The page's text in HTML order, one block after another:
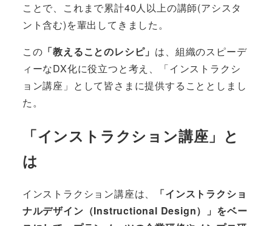
ことで、これまで累計40人以上の講師(アシスタ
ント含む)を輩出してきました。
この 「教えることのレシピ」 は、組織のスピーデ
ィーなDX化に役立つと考え、「インストラクシ
ョン講座」として皆さまに提供することとしまし
た。
「インストラクション講座」と
は
インストラクション講座は、
「インストラクショ
ナルデザイン（Instructional Design）」をベー